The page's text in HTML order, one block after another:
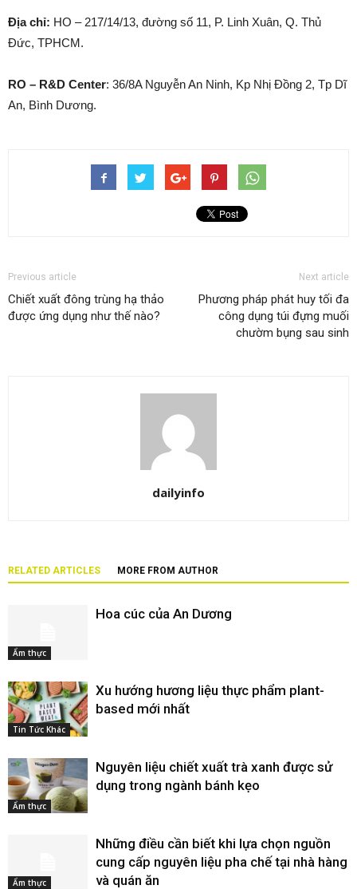
Địa chỉ: HO – 217/14/13, đường số 11, P. Linh Xuân, Q. Thủ
Đức, TPHCM.
RO – R&D Center: 36/8A Nguyễn An Ninh, Kp Nhị Đồng 2, Tp Dĩ
An, Bình Dương.
Previous article
Chiết xuất đông trùng hạ thảo
được ứng dụng như thế nào?
Next article
Phương pháp phát huy tối đa
công dụng túi đựng muối
chườm bụng sau sinh
dailyinfo
RELATED ARTICLES MORE FROM AUTHOR
Ẩm thực
Hoa cúc của An Dương
Tin Tức Khác
Xu hướng hương liệu thực phẩm plant-
based mới nhất
Ẩm thực
Nguyên liệu chiết xuất trà xanh được sử
dụng trong ngành bánh kẹo
Ẩm thực
Những điều cần biết khi lựa chọn nguồn
cung cấp nguyên liệu pha chế tại nhà hàng
và quán ăn